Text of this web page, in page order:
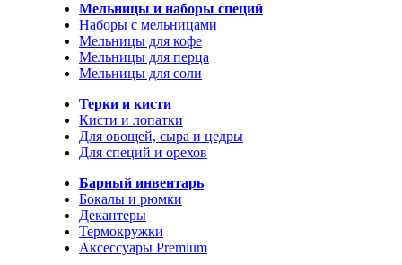
Мельницы и наборы специй
Наборы с мельницами
Мельницы для кофе
Мельницы для перца
Мельницы для соли
Терки и кисти
Кисти и лопатки
Для овощей, сыра и цедры
Для специй и орехов
Барный инвентарь
Бокалы и рюмки
Декантеры
Термокружки
Аксессуары Premium